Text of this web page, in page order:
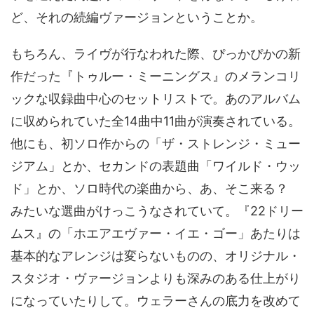
ど、それの続編ヴァージョンということか。
もちろん、ライヴが行なわれた際、ぴっかぴかの新
作だった『トゥルー・ミーニングス』のメランコリ
ックな収録曲中心のセットリストで。あのアルバム
に収められていた全14曲中11曲が演奏されている。
他にも、初ソロ作からの「ザ・ストレンジ・ミュー
ジアム」とか、セカンドの表題曲「ワイルド・ウッ
ド」とか、ソロ時代の楽曲から、あ、そこ来る？
みたいな選曲がけっこうなされていて。『22ドリー
ムス』の「ホエアエヴァー・イエ・ゴー」あたりは
基本的なアレンジは変らないものの、オリジナル・
スタジオ・ヴァージョンよりも深みのある仕上がり
になっていたりして。ウェラーさんの底力を改めて